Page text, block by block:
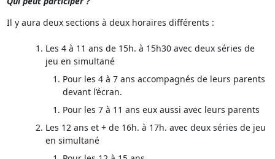
Il y aura deux sections à deux horaires différents :
Les 4 à 11 ans de 15h. à 15h30 avec deux séries de
jeu en simultané
Pour les 4 à 7 ans accompagnés de leurs parents
devant l’écran.
Pour les 7 à 11 ans eux aussi avec leurs parents
Les 12 ans et + de 16h. à 17h. avec deux séries de jeu
en simultané